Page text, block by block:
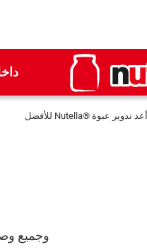
أعد تدوير عبوة ®Nutella للأفضل
وجميع